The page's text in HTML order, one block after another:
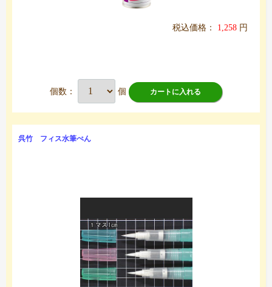
税込価格： 1,258 円
個数： 個 カートに入れる
呉竹 フィス水筆ぺん